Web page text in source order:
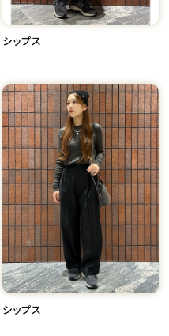
シップス
シップス